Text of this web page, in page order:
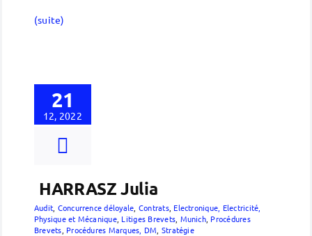
(suite)
21
12, 2022
HARRASZ Julia
Audit Concurrence déloyale Contrats, Electronique, Electricité,
Physique et Mécanique, Litiges Brevets Munich, Procédures
Brevets Procédures Marques, DM Stratégie